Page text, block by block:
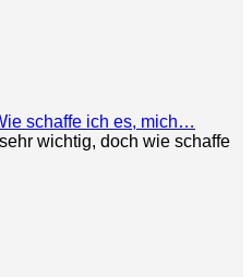
schaffe ich es, mich…
wichtig, doch wie schaffe